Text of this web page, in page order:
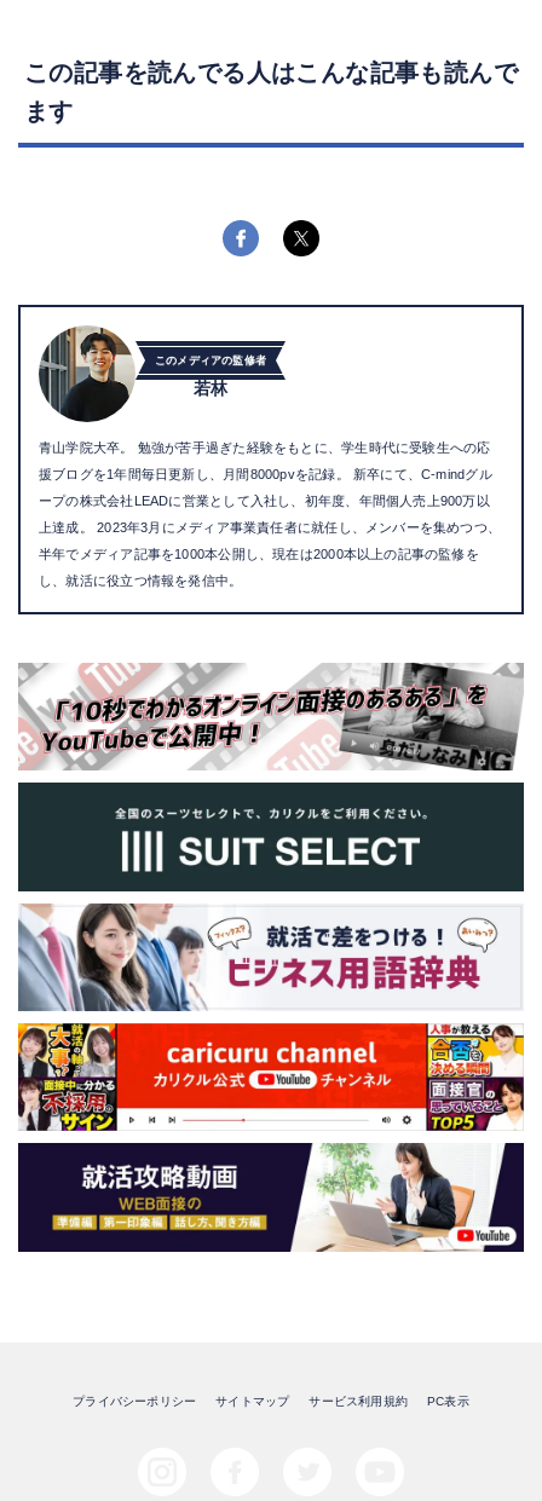
この記事を読んでる人はこんな記事も読んで
ます
このメディアの監修者
若林
青山学院大卒。 勉強が苦手過ぎた経験をもとに、学生時代に受験生への応
援ブログを1年間毎日更新し、月間8000pvを記録。 新卒にて、C-mindグル
ープの株式会社LEADに営業として入社し、初年度、年間個人売上900万以
上達成。 2023年3月にメディア事業責任者に就任し、メンバーを集めつつ、
半年でメディア記事を1000本公開し、現在は2000本以上の記事の監修を
し、就活に役立つ情報を発信中。
プライバシーポリシー サイトマップ サービス利用規約 PC表示